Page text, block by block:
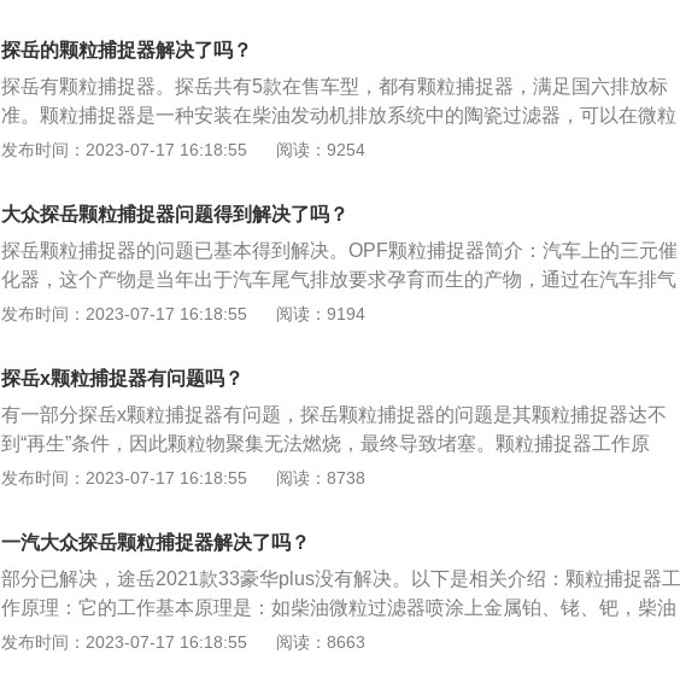
颗粒捕捉器功能。另外，还可以仔细查看上说明书的故障码，看看是否有“颗粒捕
捉器”故障灯标识；查看机油盖上方标识，如果机油盖上明确已经写出来0W-20级
机油，那说明装有颗粒物捕捉器；看三元催化器后面排气管上是否还有一节圆柱
器的工作原理：柴油微粒过滤器喷涂上金属铂、铑、钯，柴油发动机排出的含有
炭粒的黑烟，通过专门的管道进入发动机尾气微粒捕集器，经过其内部密集设置
的袋式过滤器，将炭烟微粒吸附在金属纤维毡制成的过滤器上；当微粒的吸附量
达到一定程度后，尾端的燃烧器自动点火燃烧，将吸附在上面的炭烟微粒烧掉，
变成对人体无害的二氧化碳排出。查看2021款探岳是否带颗粒捕捉器，可以通过
颗粒捕捉器功能。另外，还可以仔细查看上说明书的故障码，看看是否有“颗粒捕
捉器”故障灯标识；查看机油盖上方标识，如果机油盖上明确已经写出来0W-20级
机油，那说明装有颗粒物捕捉器；看三元催化器后面排气管上是否还有一节圆柱
探岳的颗粒捕捉器解决了吗？
探岳有颗粒捕捉器。探岳共有5款在售车型，都有颗粒捕捉器，满足国六排放标
准。颗粒捕捉器是一种安装在柴油发动机排放系统中的陶瓷过滤器，可以在微粒
排放物质进入大气之前将其捕捉。它能够减少柴油发动机所产生的烟灰达90%以
原理：柴油微粒过滤器喷涂上金属铂、铑、钯，柴油发动机排出的含有炭粒的黑
烟，通过专门的管道进入发动机尾气微粒捕集器，经过其内部密集设置的袋式过
滤器，将炭烟微粒吸附在金属纤维毡制成的过滤器上；当微粒的吸附量达到一定
程度后，尾端的燃烧器自动点火燃烧，将吸附在上面的炭烟微粒烧掉，变成对人
体无害的二氧化碳排出。查看探岳是否带颗粒捕捉器，可以通过以下3个方法：
能。另外，还可以仔细查看上说明书的故障码，看看是否有“颗粒捕捉器”故障灯
标识；查看机油盖上方标识，如果机油盖上明确已经写出来0W-20级机油，那说
明装有颗粒物捕捉器；看三元催化器后面排气管上是否还有一节圆柱形部位，如
发布时间：2023-07-17 16:18:55 阅读：9254
大众探岳颗粒捕捉器问题得到解决了吗？
探岳颗粒捕捉器的问题已基本得到解决。OPF颗粒捕捉器简介：汽车上的三元催
化器，这个产物是当年出于汽车尾气排放要求孕育而生的产物，通过在汽车排气
管路处加装三元催化器，从而实现尾气排放达标。OPF的工作原理：是将车辆尾
捕捉法定及所产生的百分之90以上的烟灰，在颗粒物吸附达到一定程度时，车辆
在高速运转的情况下燃烧并变成无害的二氧化碳排出。
发布时间：2023-07-17 16:18:55 阅读：9194
探岳x颗粒捕捉器有问题吗？
有一部分探岳x颗粒捕捉器有问题，探岳颗粒捕捉器的问题是其颗粒捕捉器达不
到“再生”条件，因此颗粒物聚集无法燃烧，最终导致堵塞。颗粒捕捉器工作原
理：它的工作基本原理是：如柴油微粒过滤器喷涂上金属铂、铑、钯，柴油发动
内部密集设置的袋式过滤器，将炭烟微粒吸附在金属纤维毡制成的过滤器上。颗
粒捕捉器的作用：柴油颗粒捕捉器可以有效地减少微粒物的排放，它先捕集废气
中的微粒物，然后再对捕集的微粒进行氧化，使颗粒捕捉器再生。所谓过滤器的
再生是指在DPF长期工作中，捕捉器里的颗粒物逐渐增加会引起发动机背压升
高，导致发动机性能下降，所以要定期除去沉积的颗粒物，恢复DPF的过滤性
发布时间：2023-07-17 16:18:55 阅读：8738
一汽大众探岳颗粒捕捉器解决了吗？
部分已解决，途岳2021款33豪华plus没有解决。以下是相关介绍：颗粒捕捉器工
作原理：它的工作基本原理是：如柴油微粒过滤器喷涂上金属铂、铑、钯，柴油
发动机排出的含有炭粒的黑烟，通过专门的管道进入发动机尾气微粒捕集器，经
发布时间：2023-07-17 16:18:55 阅读：8663